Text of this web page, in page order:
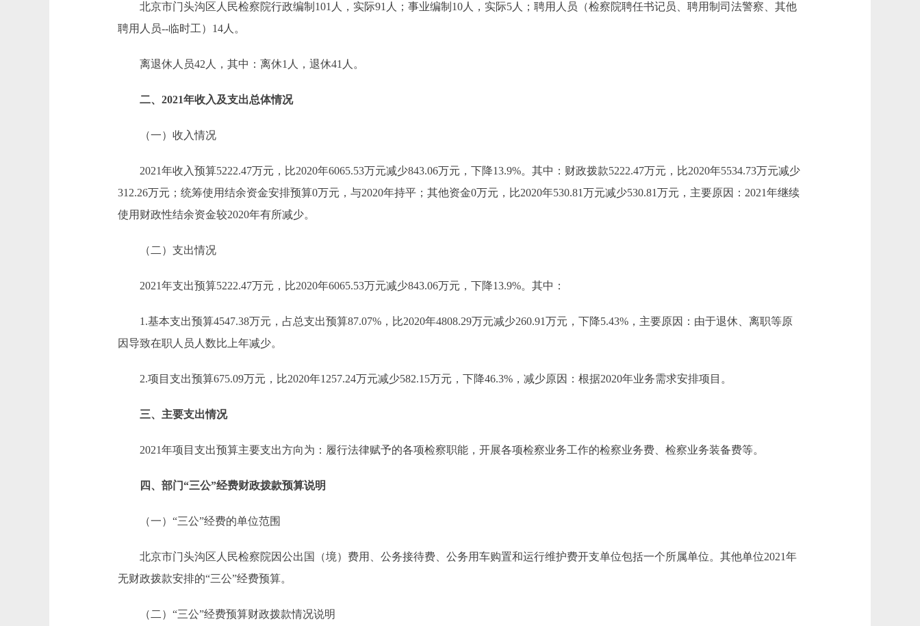
北京市门头沟区人民检察院行政编制101人，实际91人；事业编制10人，实际5人；聘用人员（检察院聘任书记员、聘用制司法警察、其他
聘用人员--临时工）14人。
离退休人员42人，其中：离休1人，退休41人。
二、2021年收入及支出总体情况
（一）收入情况
2021年收入预算5222.47万元，比2020年6065.53万元减少843.06万元，下降13.9%。其中：财政拨款5222.47万元，比2020年5534.73万元减少
312.26万元；统筹使用结余资金安排预算0万元，与2020年持平；其他资金0万元，比2020年530.81万元减少530.81万元，主要原因：2021年继续
使用财政性结余资金较2020年有所减少。
（二）支出情况
2021年支出预算5222.47万元，比2020年6065.53万元减少843.06万元，下降13.9%。其中：
1.基本支出预算4547.38万元，占总支出预算87.07%，比2020年4808.29万元减少260.91万元，下降5.43%，主要原因：由于退休、离职等原
因导致在职人员人数比上年减少。
2.项目支出预算675.09万元，比2020年1257.24万元减少582.15万元，下降46.3%，减少原因：根据2020年业务需求安排项目。
三、主要支出情况
2021年项目支出预算主要支出方向为：履行法律赋予的各项检察职能，开展各项检察业务工作的检察业务费、检察业务装备费等。
四、部门“三公”经费财政拨款预算说明
（一）“三公”经费的单位范围
北京市门头沟区人民检察院因公出国（境）费用、公务接待费、公务用车购置和运行维护费开支单位包括一个所属单位。其他单位2021年
无财政拨款安排的“三公”经费预算。
（二）“三公”经费预算财政拨款情况说明